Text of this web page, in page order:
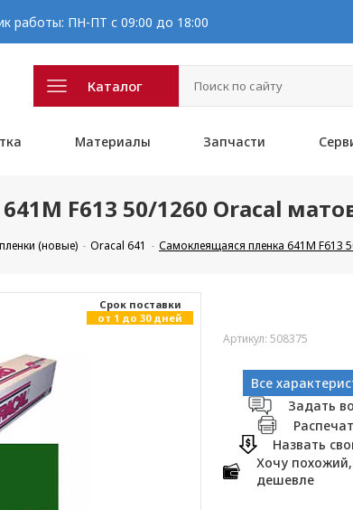
работы: ПН-ПТ с 09:00 до 18:00
Каталог
Материалы Запчасти
F613 50/1260 Oracal
(новые) Oracal 641 Самоклеящаяся пленка 641M F613
Cрок поставки
от 1 до 30 дней
Артикул: 508375
Все
Задать
Назвать
Хочу
дешевле